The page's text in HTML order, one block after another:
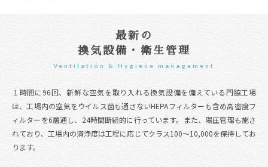
最新の
換気設備・衛生管理
Ventilation & Hygiene management
１時間に96回、新鮮な空気を取り入れる換気設備を備えている門脇工場
は、工場内の空気をウイルス菌も通さないHEPAフィルターも含め高密度フ
ィルターを6層通し、24時間断続的に行っています。また、陽圧管理も施さ
れており、工場内の清浄度は工程に応じてクラス100〜10,000を保持してお
ります。